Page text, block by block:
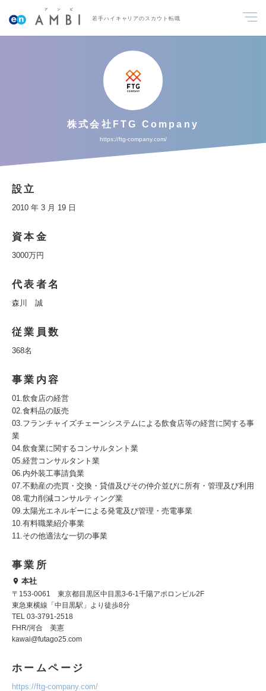
若手ハイキャリアのスカウト転職
株式会社FTG Company
https://ftg-company.com/
設立
2010 年 3 月 19 日
資本金
3000万円
代表者名
森川 誠
従業員数
368名
事業内容
01.飲食店の経営
02.食料品の販売
03.フランチャイズチェーンシステムによる飲食店等の経営に関する事
業
04.飲食業に関するコンサルタント業
05.経営コンサルタント業
06.内外装工事請負業
07.不動産の売買・交換・貸借及びその仲介並びに所有・管理及び利用
08.電力削減コンサルティング業
09.太陽光エネルギーによる発電及び管理・売電事業
10.有料職業紹介事業
11.その他適法な一切の事業
事業所
本社
〒153-0061 東京都目黒区中目黒3-6-1千陽アポロンビル2F
東急東横線「中目黒駅」より徒歩8分
TEL 03-3791-2518
FHR/河合 美憲
kawai@futago25.com
ホームページ
https://ftg-company.com/